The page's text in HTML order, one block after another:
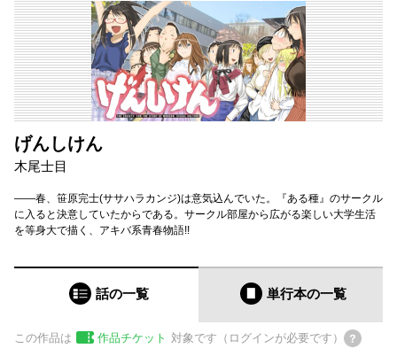
げんしけん
木尾士目
――春、笹原完士(ササハラカンジ)は意気込んでいた。『ある種』のサークル
に入ると決意していたからである。サークル部屋から広がる楽しい大学生活
を等身大で描く、アキバ系青春物語!!
話の一覧 単行本の一覧
この作品は 作品チケット 対象です（ログインが必要です）